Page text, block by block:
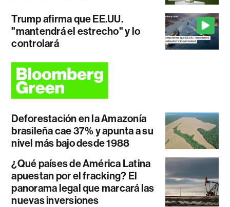
Trump afirma que EE.UU.
"mantendrá el estrecho" y lo
controlará
Deforestación en la Amazonía
brasileña cae 37% y apunta a su
nivel más bajo desde 1988
¿Qué países de América Latina
apuestan por el fracking? El
panorama legal que marcará las
nuevas inversiones